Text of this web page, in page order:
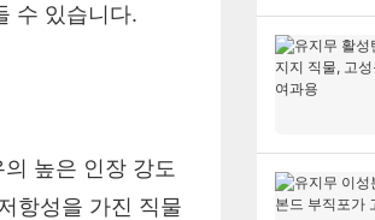
수 있습니다.
높은 인장 강도
항성을 가진 직물